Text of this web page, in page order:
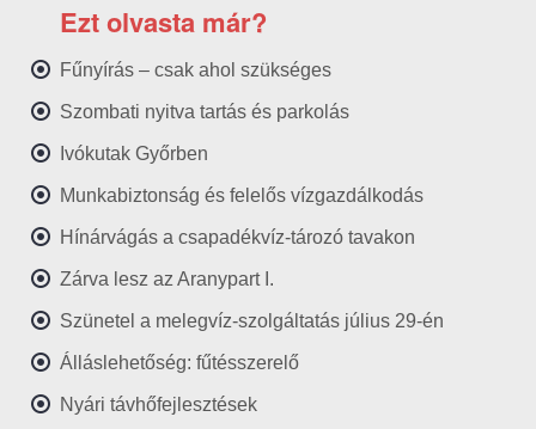
Ezt olvasta már?
Fűnyírás – csak ahol szükséges
Szombati nyitva tartás és parkolás
Ivókutak Győrben
Munkabiztonság és felelős vízgazdálkodás
Hínárvágás a csapadékvíz-tározó tavakon
Zárva lesz az Aranypart I.
Szünetel a melegvíz-szolgáltatás július 29-én
Álláslehetőség: fűtésszerelő
Nyári távhőfejlesztések